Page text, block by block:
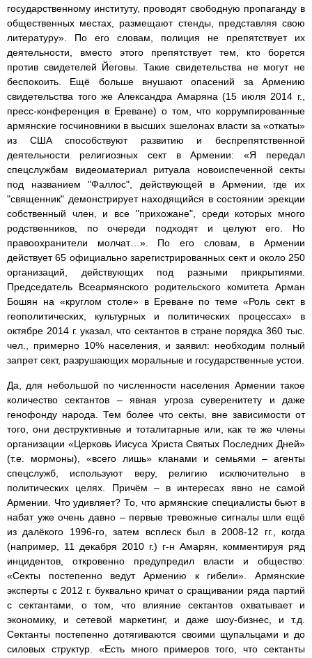
государственному институту, проводят свободную пропаганду в
общественных местах, размещают стенды, представляя свою
литературу». По его словам, полиция не препятствует их
деятельности, вместо этого препятствует тем, кто борется
против свидетелей Йеговы. Такие свидетельства не могут не
беспокоить. Ещё больше внушают опасений за Армению
свидетельства того же Александра Амаряна (15 июля 2014 г.,
пресс-конференция в Ереване) о том, что коррумпированные
армянские госчиновники в высших эшелонах власти за «откаты»
из США способствуют развитию и беспрепятственной
деятельности религиозных сект в Армении: «Я передал
спецслужбам видеоматериал ритуала новоиспеченной секты
под названием "Фаллос", действующей в Армении, где их
"священник" демонстрирует находящийся в состоянии эрекции
собственный член, и все "прихожане", среди которых много
родственников, по очереди подходят и целуют его. Но
правоохранители молчат…». По его словам, в Армении
действует 65 официально зарегистрированных сект и около 250
организаций, действующих под разными прикрытиями.
Председатель Всеармянского родительского комитета Арман
Бошян на «круглом столе» в Ереване по теме «Роль сект в
геополитических, культурных и политических процессах» в
октябре 2014 г. указал, что сектантов в стране порядка 360 тыс.
чел., примерно 10% населения, и заявил: необходим полный
запрет сект, разрушающих моральные и государственные устои.
Да, для небольшой по численности населения Армении такое
количество сектантов – явная угроза суверенитету и даже
генофонду народа. Тем более что секты, вне зависимости от
того, они деструктивные и тоталитарные или, как те же члены
организации «Церковь Иисуса Христа Святых Последних Дней»
(т.е. мормоны), «всего лишь» кланами и семьями – агенты
спецслужб, используют веру, религию исключительно в
политических целях. Причём – в интересах явно не самой
Армении. Что удивляет? То, что армянские специалисты бьют в
набат уже очень давно – первые тревожные сигналы шли ещё
из далёкого 1996-го, затем всплеск был в 2008-12 гг., когда
(например, 11 декабря 2010 г.) г-н Амарян, комментируя ряд
инцидентов, откровенно предупредил власти и общество:
«Секты постепенно ведут Армению к гибели». Армянские
эксперты с 2012 г. буквально кричат о сращивании ряда партий
с сектантами, о том, что влияние сектантов охватывает и
экономику, и сетевой маркетинг, и даже шоу-бизнес, и т.д.
Сектанты постепенно дотягиваются своими щупальцами и до
силовых структур. «Есть много примеров того, что сектанты